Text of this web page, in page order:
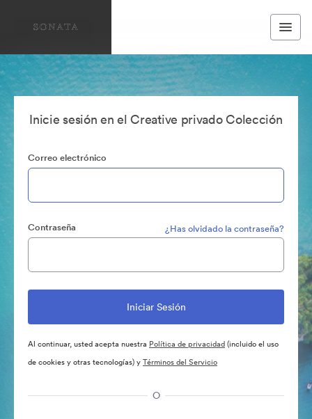
Inicie sesión en el Creative privado Colección
Correo electrónico
Contraseña ¿Has olvidado la contraseña?
Al continuar, usted acepta nuestra Política de privacidad(incluido el uso
de cookies y otras tecnologías) yTérminos del Servicio
O